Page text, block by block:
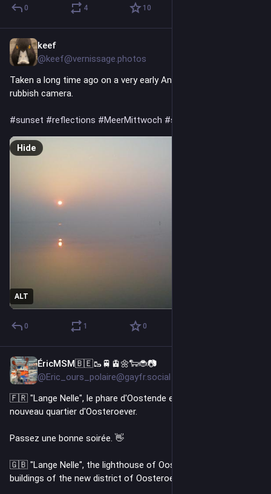
0 4 10
keef
@keef@vernissage.photos
Taken a long time ago on a very early Android phone with a
rubbish camera.
#sunset #reflections #MeerMittwoch #sea
ALT
Hide
0 1 0
ÉricMSM🇧🇪🥾🚆🚊🌼🐑🐞📷
@Eric_ours_polaire@gayfr.social
🇫🇷 "Lange Nelle", le phare d'Oostende et les immeubles du
nouveau quartier d'Oosteroever.
Passez une bonne soirée. 👋
🇬🇧 "Lange Nelle", the lighthouse of Oostende and the
buildings of the new district of Oosteroever.